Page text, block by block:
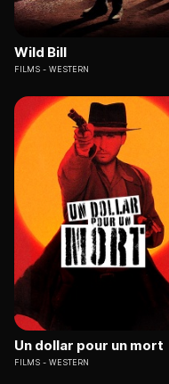
Wild Bill
FILMS WESTERN
Un dollar pour un mort
FILMS WESTERN